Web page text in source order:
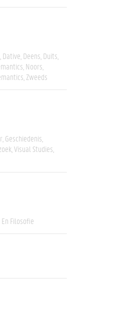
Dative Deens Duits
Noors
Zweeds
Geschiedenis
Visual Studies
Filosofie